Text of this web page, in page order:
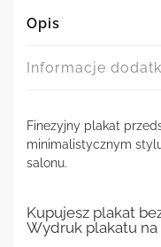
Opis
Informacje
Finezyjny plakat
minimalistycznym
salonu.
Kupujesz plakat
Wydruk plakatu